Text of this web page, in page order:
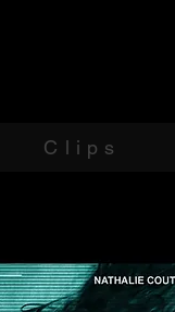
Clips